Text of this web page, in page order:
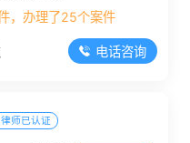
，办理了25个案件
电话咨询
律师已认证